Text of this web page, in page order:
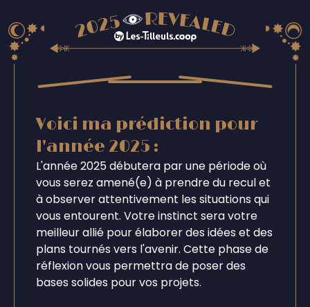
Voici ma prédiction pour
l'année 2025 :
L'année 2025 débutera par une période où
vous serez amené(e) à prendre du recul et
à observer attentivement les situations qui
vous entourent. Votre instinct sera votre
meilleur allié pour élaborer des idées et des
plans tournés vers l'avenir. Cette phase de
réflexion vous permettra de poser des
bases solides pour vos projets.